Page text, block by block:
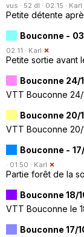
vus · 52 dl · 02:15 · Karl
Petite détente
Bouconne -
02:11 · Karl
Petite sortie avant
Bouconne 24/
VTT Bouconne 24/
Bouconne 20/
VTT Bouconne 20/
Bouconne -
· 01:50 · Karl
Partie forêt de la
Bouconne 18/
VTT Bouconne le
Bouconne 17/